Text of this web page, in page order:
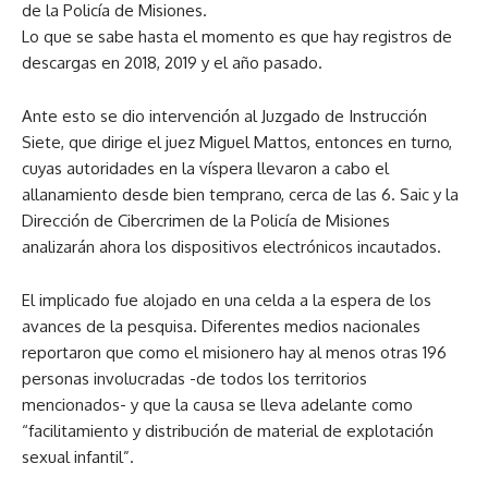
de la Policía de Misiones.
Lo que se sabe hasta el momento es que hay registros de
descargas en 2018, 2019 y el año pasado.
Ante esto se dio intervención al Juzgado de Instrucción
Siete, que dirige el juez Miguel Mattos, entonces en turno,
cuyas autoridades en la víspera llevaron a cabo el
allanamiento desde bien temprano, cerca de las 6. Saic y la
Dirección de Cibercrimen de la Policía de Misiones
analizarán ahora los dispositivos electrónicos incautados.
El implicado fue alojado en una celda a la espera de los
avances de la pesquisa. Diferentes medios nacionales
reportaron que como el misionero hay al menos otras 196
personas involucradas -de todos los territorios
mencionados- y que la causa se lleva adelante como
“facilitamiento y distribución de material de explotación
sexual infantil”.